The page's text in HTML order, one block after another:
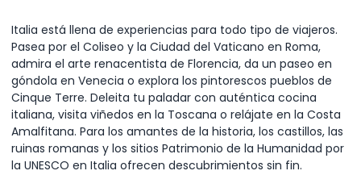
Italia está llena de experiencias para todo tipo de viajeros.
Pasea por el Coliseo y la Ciudad del Vaticano en Roma,
admira el arte renacentista de Florencia, da un paseo en
góndola en Venecia o explora los pintorescos pueblos de
Cinque Terre. Deleita tu paladar con auténtica cocina
italiana, visita viñedos en la Toscana o relájate en la Costa
Amalfitana. Para los amantes de la historia, los castillos, las
ruinas romanas y los sitios Patrimonio de la Humanidad por
la UNESCO en Italia ofrecen descubrimientos sin fin.